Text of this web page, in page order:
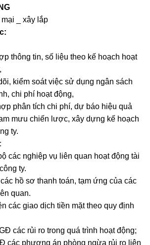
_ xây lắp
thông tin, số liệu theo kế hoạch hoạt
kiểm soát việc sử dụng ngân sách
chi phí hoạt động,
phân tích chi phí, dự báo hiệu quả
mưu chiến lược, xây dựng kế hoạch
ty.
các nghiệp vụ liên quan hoạt động tài
ty.
hồ sơ thanh toán, tạm ứng của các
quan.
các giao dịch tiền mặt theo quy định
các rủi ro trong quá trình hoạt động;
các phương án phòng ngừa rủi ro liên